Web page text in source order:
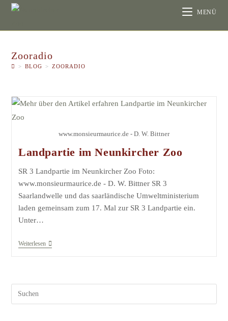
MENÜ
Zooradio
> BLOG > ZOORADIO
www.monsieurmaurice.de - D. W. Bittner
Landpartie im Neunkircher Zoo
SR 3 Landpartie im Neunkircher Zoo Foto:
www.monsieurmaurice.de - D. W. Bittner SR 3
Saarlandwelle und das saarländische Umweltministerium
laden gemeinsam zum 17. Mal zur SR 3 Landpartie ein.
Unter…
Weiterlesen